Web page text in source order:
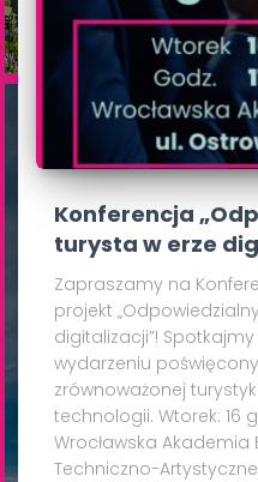
Konferencja
turysta w erze
Zapraszamy na
projekt
digitalizacji”!
wydarzeniu
zrównoważonej
technologii. Wtorek: 16
Wrocławska Akademia
Techniczno-